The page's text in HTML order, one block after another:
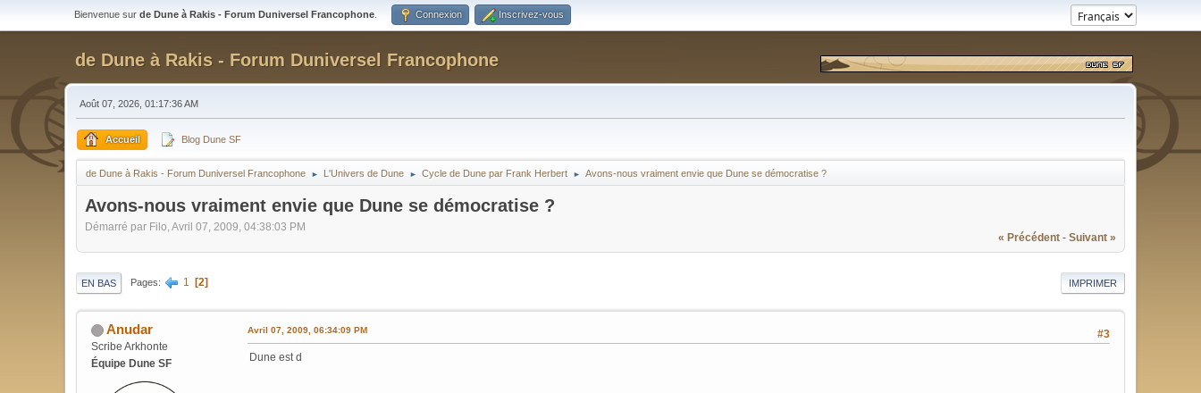
Bienvenue sur de Dune à Rakis - Forum Duniversel Francophone Connexion Inscrivez-vous
de Dune à Rakis - Forum Duniversel Francophone
Août 07, 2026, 01:17:36 AM
Accueil Blog Dune SF
de Dune à Rakis - Forum Duniversel Francophone ► L'Univers de Dune ► Cycle de Dune par Frank Herbert ► Avons-nous vraiment envie que Dune se démocratise ?
Avons-nous vraiment envie que Dune se démocratise ?
Démarré par Filo, Avril 07, 2009, 04:38:03 PM
« Précédent - Suivant »
IMPRIMER
EN BAS Pages 1 2
Anudar
Scribe Arkhonte
Équipe Dune SF
#3
Avril 07, 2009, 06:34:09 PM
Dune est d